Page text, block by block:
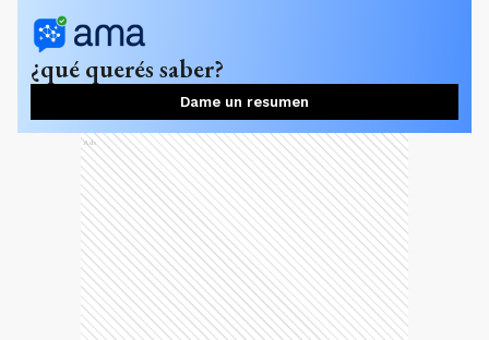
¿qué querés saber?
Dame un resumen
Ads